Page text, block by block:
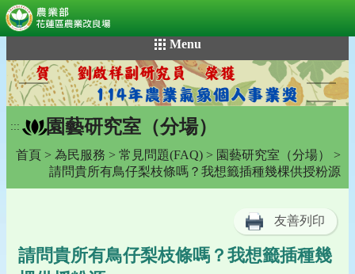
到
主
要
內
容
Menu
::: 園藝研究室（分場）
首頁 > 為民服務 > 常見問題(FAQ) > 園藝研究室（分場）
>
請問貴所有鳥仔梨枝條嗎？我想籤插種幾棵供授粉源
友善列印
請問貴所有鳥仔梨枝條嗎？我想籤插種幾